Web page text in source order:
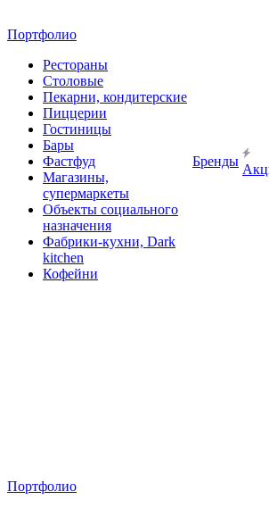
Портфолио
Рестораны
Столовые
Пекарни, кондитерские
Пиццерии
Гостиницы
Бары
Фастфуд
Магазины,
супермаркеты
Объекты социального
назначения
Фабрики-кухни, Dark
kitchen
Кофейни
Бренды
Портфолио